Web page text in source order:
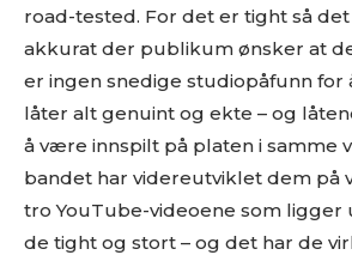
road-tested. For det er tight så
akkurat der publikum ønsker at
er ingen snedige studiopåfunn for
låter alt genuint og ekte – og
å være innspilt på platen i samme
bandet har videreutviklet dem på
tro YouTube-videoene som ligger
de tight og stort – og det har de